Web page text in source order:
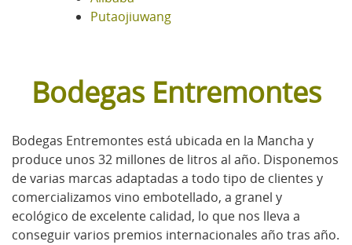
Putaojiuwang
Bodegas Entremontes
Bodegas Entremontes está ubicada en la Mancha y
produce unos 32 millones de litros al año. Disponemos
de varias marcas adaptadas a todo tipo de clientes y
comercializamos vino embotellado, a granel y
ecológico de excelente calidad, lo que nos lleva a
conseguir varios premios internacionales año tras año.